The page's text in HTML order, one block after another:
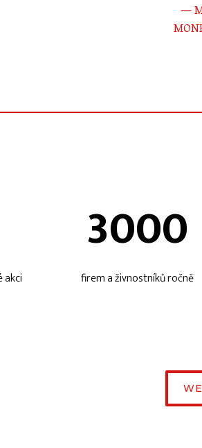
—
akci
3000
firem a živnostníků ročně